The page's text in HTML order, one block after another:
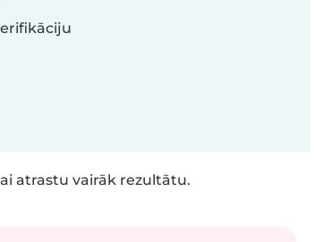
atrastu vairāk rezultātu.